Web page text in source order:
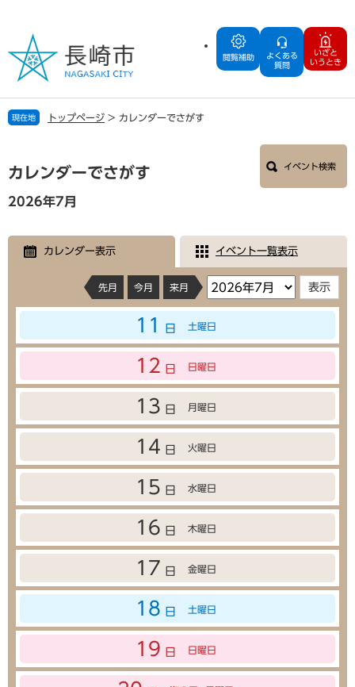
の
で
す
ー
ば
し
文
閲覧補助
よくある
質問
いざと
いうとき
現在地 トップページ > カレンダーでさがす
文
カレンダーでさがす イベント検索
2026年7月
カレンダー表示 イベント一覧表示
先月 今月 来月
11 日 土曜日
12 日 日曜日
13 日 月曜日
14 日 火曜日
15 日 水曜日
16 日 木曜日
17 日 金曜日
18 日 土曜日
19 日 日曜日